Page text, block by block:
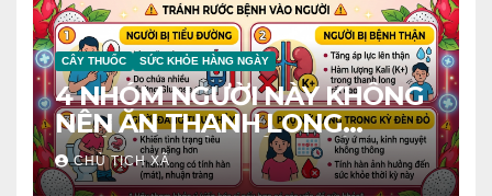
CÂY THUỐC SỨC KHỎE HÀNG NGÀY
4 NHÓM NGƯỜI NÀY KHÔNG
NÊN ĂN THANH LONG
TRÁNH RƯỚC BỆNH VÀO
NGƯỜI
CHỦ TỊCH XÃ